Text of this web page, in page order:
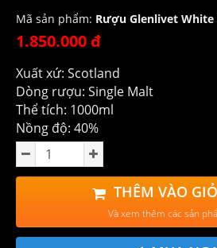
Mã sản phẩm: Rượu Glenlivet White
1.850.000 đ
Xuất xứ: Scotland
Dòng rượu: Single Malt
Thể tích: 1000ml
Nồng độ: 40%
THÊM VÀO
Và xem thêm các sản